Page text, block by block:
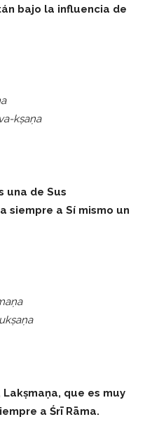
bajo la influencia de
kṣaṇa
una de Sus
siempre a Sí mismo un
que es muy
a Śrī Rāma.